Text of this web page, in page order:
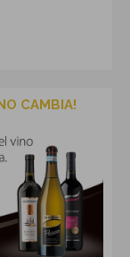
CAMBIA!